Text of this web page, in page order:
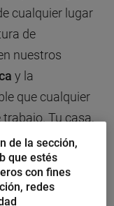
cualquier lugar
de
nuestros
y la
que cualquier
Tu casa,
de coworking o
convierten en
abrir tu portatil
de la sección,
que estés
con fines
redes